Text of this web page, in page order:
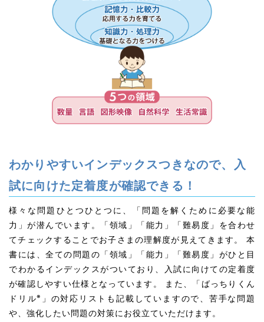
わかりやすいインデックスつきなので、入
試に向けた定着度が確認できる！
様々な問題ひとつひとつに、「問題を解くために必要な能
力」が潜んでいます。「領域」「能力」「難易度」を合わせ
てチェックすることでお子さまの理解度が見えてきます。 本
書には、全ての問題の「領域」「能力」「難易度」がひと目
でわかるインデックスがついており、入試に向けての定着度
が確認しやすい仕様となっています。 また、「ばっちりくん
ドリル※
」の対応リストも記載していますので、苦手な問題
や、強化したい問題の対策にお役立ていただけます。